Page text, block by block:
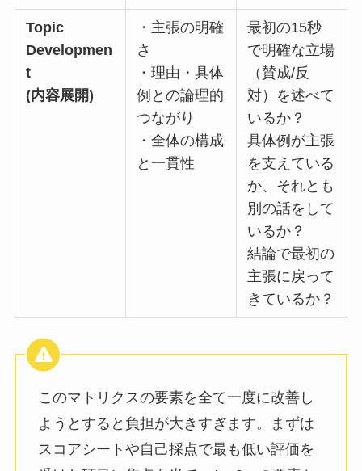
Topic
Developmen
t
(内容展開)
・主張の明確
さ
・理由・具体
例との論理的
つながり
・全体の構成
と一貫性
最初の15秒
で明確な立場
（賛成/反
対）を述べて
いるか？
具体例が主張
を支えている
か、それとも
別の話をして
いるか？
結論で最初の
主張に戻って
きているか？
このマトリクスの要素を全て一度に改善し
ようとすると負担が大きすぎます。まずは
スコアシートや自己採点で最も低い評価を